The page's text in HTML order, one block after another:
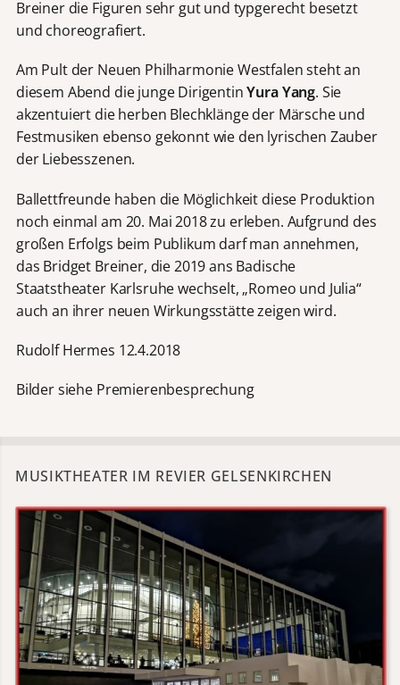
Breiner die Figuren sehr gut und typgerecht besetzt
und choreografiert.
Am Pult der Neuen Philharmonie Westfalen steht an
diesem Abend die junge DirigentinYura Yang. Sie
akzentuiert die herben Blechklänge der Märsche und
Festmusiken ebenso gekonnt wie den lyrischen Zauber
der Liebesszenen.
Ballettfreunde haben die Möglichkeit diese Produktion
noch einmal am 20. Mai 2018 zu erleben. Aufgrund des
großen Erfolgs beim Publikum darf man annehmen,
das Bridget Breiner, die 2019 ans Badische
Staatstheater Karlsruhe wechselt, „Romeo und Julia“
auch an ihrer neuen Wirkungsstätte zeigen wird.
Rudolf Hermes 12.4.2018
Bilder siehe Premierenbesprechung
MUSIKTHEATER IM REVIER GELSENKIRCHEN